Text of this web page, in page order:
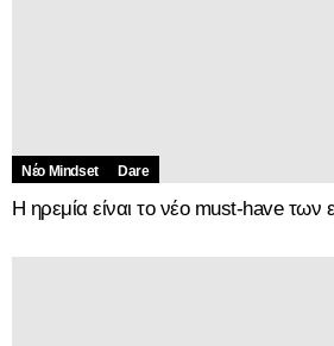
Νέο Mindset Dare
Η ηρεμία είναι το νέο must-have των